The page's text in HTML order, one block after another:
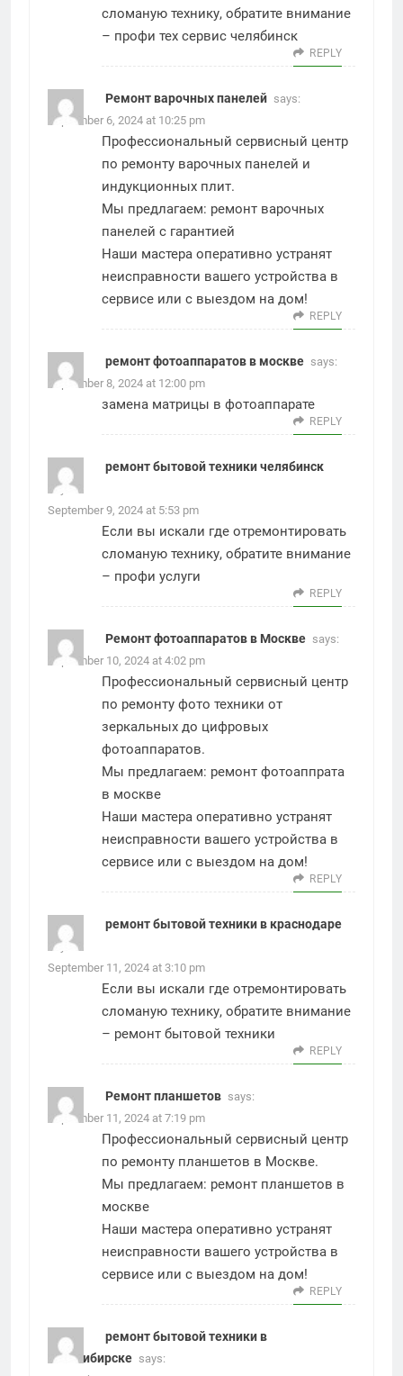
сломаную технику, обратите внимание
– профи тех сервис челябинск
REPLY
Ремонт варочных панелей says:
September 6, 2024 at 10:25 pm
Профессиональный сервисный центр
по ремонту варочных панелей и
индукционных плит.
Мы предлагаем: ремонт варочных
панелей с гарантией
Наши мастера оперативно устранят
неисправности вашего устройства в
сервисе или с выездом на дом!
REPLY
ремонт фотоаппаратов в москве says:
September 8, 2024 at 12:00 pm
замена матрицы в фотоаппарате
REPLY
ремонт бытовой техники челябинск
says:
September 9, 2024 at 5:53 pm
Если вы искали где отремонтировать
сломаную технику, обратите внимание
– профи услуги
REPLY
Ремонт фотоаппаратов в Москве says:
September 10, 2024 at 4:02 pm
Профессиональный сервисный центр
по ремонту фото техники от
зеркальных до цифровых
фотоаппаратов.
Мы предлагаем: ремонт фотоаппрата
в москве
Наши мастера оперативно устранят
неисправности вашего устройства в
сервисе или с выездом на дом!
REPLY
ремонт бытовой техники в краснодаре
says:
September 11, 2024 at 3:10 pm
Если вы искали где отремонтировать
сломаную технику, обратите внимание
– ремонт бытовой техники
REPLY
Ремонт планшетов says:
September 11, 2024 at 7:19 pm
Профессиональный сервисный центр
по ремонту планшетов в Москве.
Мы предлагаем: ремонт планшетов в
москве
Наши мастера оперативно устранят
неисправности вашего устройства в
сервисе или с выездом на дом!
REPLY
ремонт бытовой техники в
новосибирске says: